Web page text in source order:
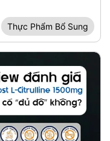
Thực Phẩm Bổ Sung